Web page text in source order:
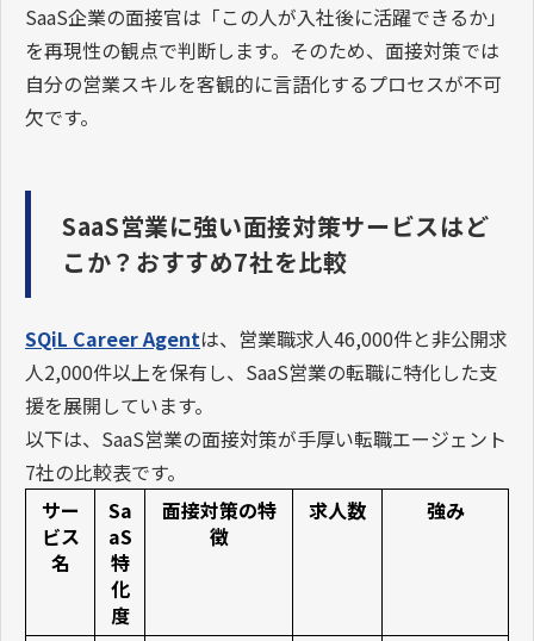
SaaS企業の面接官は「この人が入社後に活躍できるか」
を再現性の観点で判断します。そのため、面接対策では
自分の営業スキルを客観的に言語化するプロセスが不可
欠です。
SaaS営業に強い面接対策サービスはど
こか？おすすめ7社を比較
SQiL Career Agentは、営業職求人46,000件と非公開求
人2,000件以上を保有し、SaaS営業の転職に特化した支
援を展開しています。
以下は、SaaS営業の面接対策が手厚い転職エージェント
7社の比較表です。
サー
ビス
名
Sa
aS
特
化
度
面接対策の特
徴
求人数 強み